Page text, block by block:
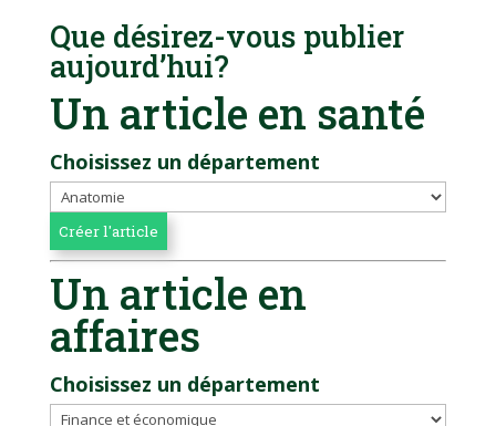
Que désirez-vous publier
aujourd’hui?
Un article en santé
Choisissez un département
Un article en
affaires
Choisissez un département